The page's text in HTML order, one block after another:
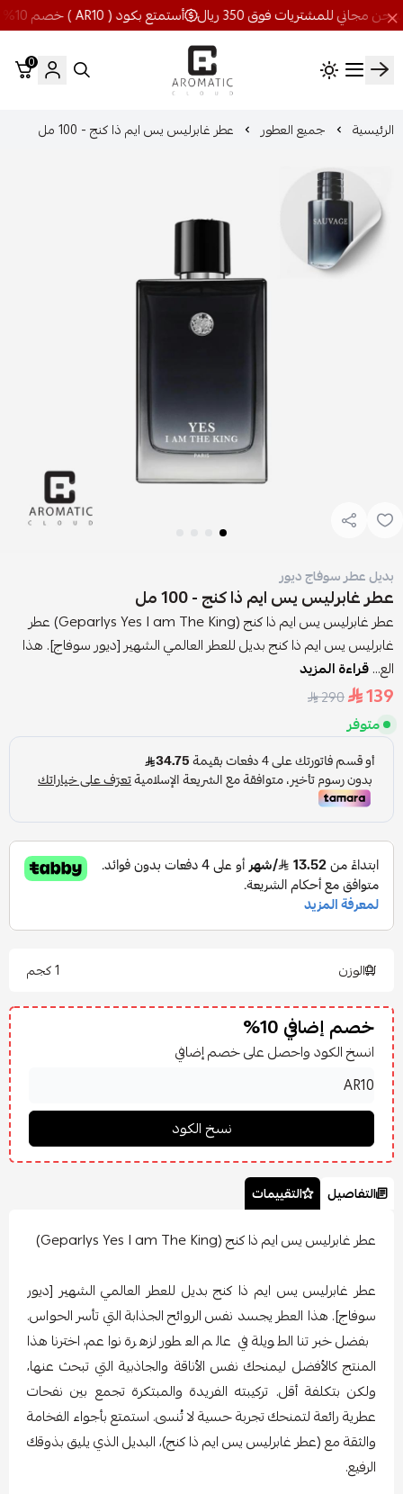
أستمتع بكود ( AR10 ) خصم 10% شحن مجاني للمشتريات فوق 350 ريال
اروماتيك كلاود
0
الرئيسية جميع العطور عطر غابرليس يس ايم ذا كنج - 100 مل
بديل عطر سوفاج ديور
عطر غابرليس يس ايم ذا كنج - 100 مل
عطر غابرليس يس ايم ذا كنج (Geparlys Yes I am The King) عطر
غابرليس يس ايم ذا كنج بديل للعطر العالمي الشهير [ديور سوفاج]. هذا
الع...قراءة المزيد
139
290
متوفر
الوزن 1 كجم
خصم إضافي 10%
انسخ الكود واحصل على خصم إضافي
التفاصيل التقييمات
عطر غابرليس يس ايم ذا كنج (Geparlys Yes I am The King)
عطر غابرليس يس ايم ذا كنج بديل للعطر العالمي الشهير [ديور
سوفاج]. هذا العطر يجسد نفس الروائح الجذابة التي تأسر الحواس.
بفضل خبرتنا الطويلة في عالم العطور لزهرة نواعم، اخترنا هذا
المنتج كالأفضل ليمنحك نفس الأناقة والجاذبية التي تبحث عنها،
ولكن بتكلفة أقل. تركيبته الفريدة والمبتكرة تجمع بين نفحات
عطرية رائعة لتمنحك تجربة حسية لا تُنسى. استمتع بأجواء الفخامة
والثقة مع (عطر غابرليس يس ايم ذا كنج)، البديل الذي يليق بذوقك
الرفيع.